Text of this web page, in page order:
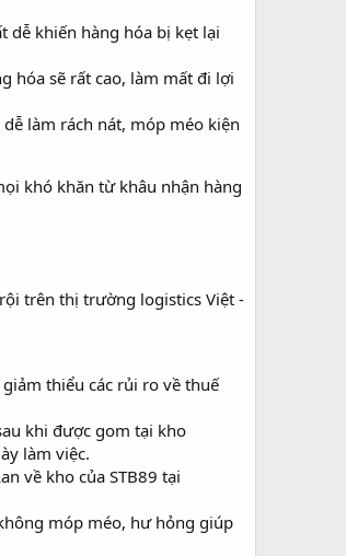
dễ khiến hàng hóa bị kẹt lại
hóa sẽ rất cao, làm mất đi lợi
làm rách nát, móp méo kiện
khó khăn từ khâu nhận hàng
trên thị trường logistics Việt -
thiểu các rủi ro về thuế
khi được gom tại kho
làm việc.
về kho của STB89 tại
móp méo, hư hỏng giúp